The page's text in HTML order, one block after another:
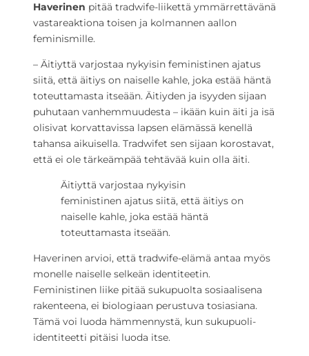
Haverinen pitää tradwife-liikettä ymmärrettävänä
vastareaktiona toisen ja kolmannen aallon
feminismille.
– Äitiyttä varjostaa nykyisin feministinen ajatus
siitä, että äitiys on naiselle kahle, joka estää häntä
toteuttamasta itseään. Äitiyden ja isyyden sijaan
puhutaan vanhemmuudesta – ikään kuin äiti ja isä
olisivat korvattavissa lapsen elämässä kenellä
tahansa aikuisella. Tradwifet sen sijaan korostavat,
että ei ole tärkeämpää tehtävää kuin olla äiti.
Äitiyttä varjostaa nykyisin
feministinen ajatus siitä, että äitiys on
naiselle kahle, joka estää häntä
toteuttamasta itseään.
Haverinen arvioi, että tradwife-elämä antaa myös
monelle naiselle selkeän identiteetin.
Feministinen liike pitää sukupuolta sosiaalisena
rakenteena, ei biologiaan perustuva tosiasiana.
Tämä voi luoda hämmennystä, kun sukupuoli-
identiteetti pitäisi luoda itse.